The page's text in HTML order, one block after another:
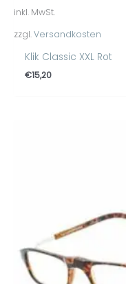
inkl. MwSt.
zzgl.Versandkosten
Klik Classic XXL Rot
€15,20